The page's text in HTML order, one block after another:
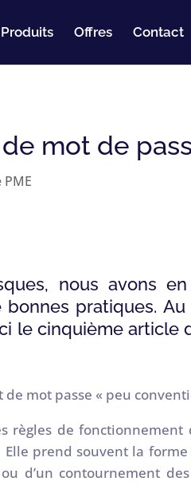
Produits Offres Contact
mot de
PME
nous avons
bonnes pratiques.
le cinquième article
mot passe « peu
de fonctionnement
prend souvent la
d’un contournement